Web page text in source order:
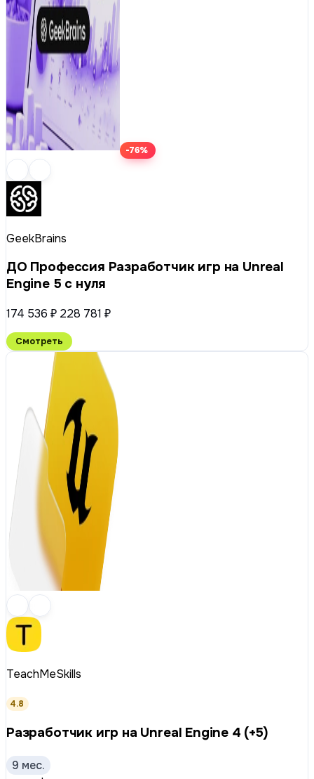
-76%
GeekBrains
ДО Профессия Разработчик игр на Unreal
Engine 5 с нуля
174 536 ₽ 228 781 ₽
Смотреть
TeachMeSkills
4.8
Разработчик игр на Unreal Engine 4 (+5)
9 мес.